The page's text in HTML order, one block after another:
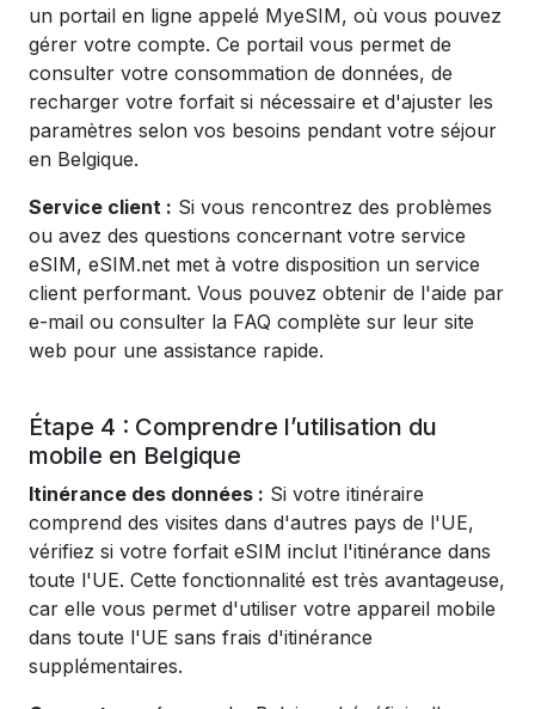
un portail en ligne appelé MyeSIM, où vous pouvez
gérer votre compte. Ce portail vous permet de
consulter votre consommation de données, de
recharger votre forfait si nécessaire et d'ajuster les
paramètres selon vos besoins pendant votre séjour
en Belgique.
Service client : Si vous rencontrez des problèmes
ou avez des questions concernant votre service
eSIM, eSIM.net met à votre disposition un service
client performant. Vous pouvez obtenir de l'aide par
e-mail ou consulter la FAQ complète sur leur site
web pour une assistance rapide.
Étape 4 : Comprendre l’utilisation du
mobile en Belgique
Itinérance des données : Si votre itinéraire
comprend des visites dans d'autres pays de l'UE,
vérifiez si votre forfait eSIM inclut l'itinérance dans
toute l'UE. Cette fonctionnalité est très avantageuse,
car elle vous permet d'utiliser votre appareil mobile
dans toute l'UE sans frais d'itinérance
supplémentaires.